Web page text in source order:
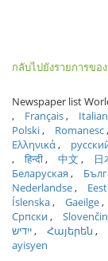
กลับไปยังรายการขอ
Newspaper list
Français
Polski
Romanesc
Ελληνικά
हिन्दी
中文 日
Беларуская
Nederlandse
Íslenska
Gaeilge
Српски
ייִדיש
Հայերեն
ayisyen